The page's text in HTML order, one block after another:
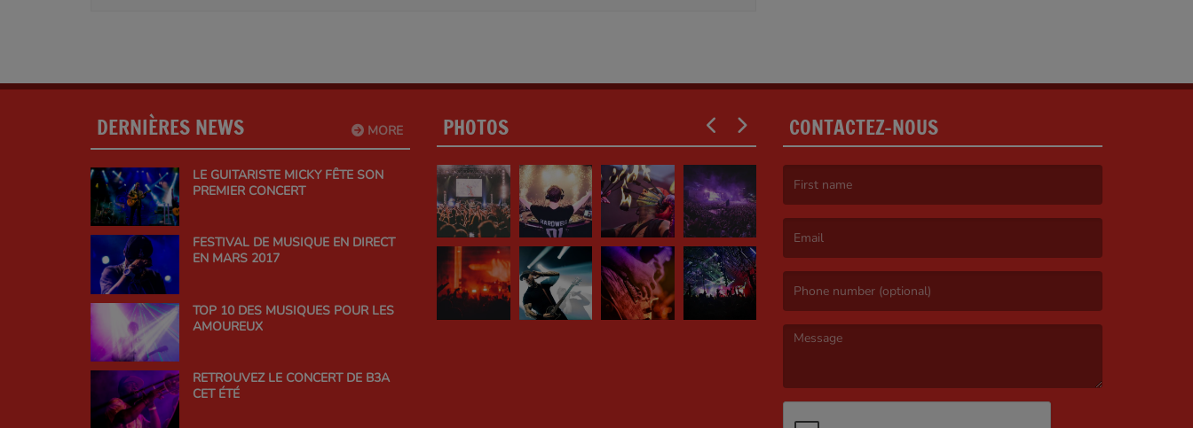
MORE
DERNIÈRES NEWS
LE GUITARISTE MICKY FÊTE SON
PREMIER CONCERT
FESTIVAL DE MUSIQUE EN DIRECT
EN MARS 2017
TOP 10 DES MUSIQUES POUR LES
AMOUREUX
RETROUVEZ LE CONCERT DE B3A
CET ÉTÉ
PHOTOS CONTACTEZ-NOUS